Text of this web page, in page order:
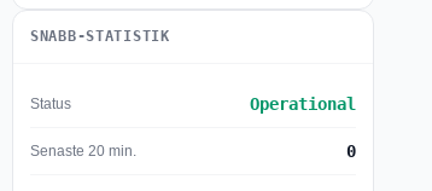
SNABB-STATISTIK
Status Operational
Senaste 20 min. 0